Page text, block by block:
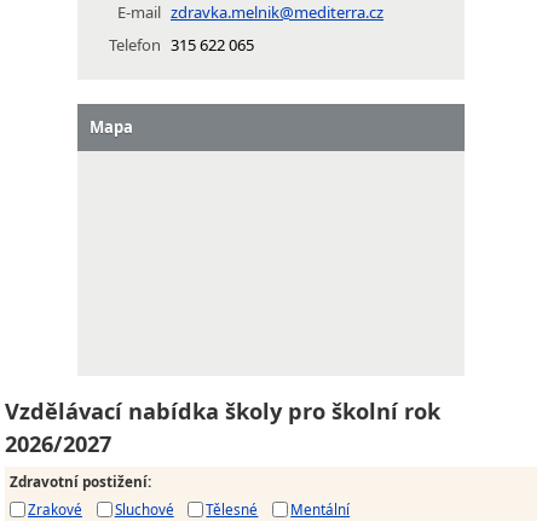
E-mail zdravka.melnik@mediterra.cz
Telefon 315 622 065
Mapa
Vzdělávací nabídka školy pro školní rok
2026/2027
Zdravotní postižení:
Zrakové
Sluchové Tělesné
Mentální